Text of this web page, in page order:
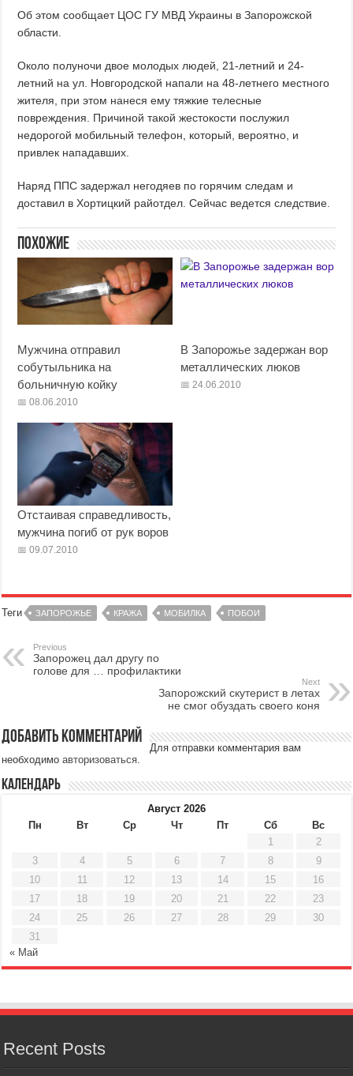
Об этом сообщает ЦОС ГУ МВД Украины в Запорожской
области.
Около полуночи двое молодых людей, 21-летний и 24-
летний на ул. Новгородской напали на 48-летнего местного
жителя, при этом нанеся ему тяжкие телесные
повреждения. Причиной такой жестокости послужил
недорогой мобильный телефон, который, вероятно, и
привлек нападавших.
Наряд ППС задержал негодяев по горячим следам и
доставил в Хортицкий райотдел. Сейчас ведется следствие.
Похожие
Мужчина отправил
собутыльника на
больничную койку
08.06.2010
В Запорожье задержан вор
металлических люков
24.06.2010
Отстаивая справедливость,
мужчина погиб от рук воров
09.07.2010
Теги ЗАПОРОЖЬЕ КРАЖА МОБИЛКА ПОБОИ
Previous
Запорожец дал другу по
голове для … профилактики
Next
Запорожский скутерист в летах
не смог обуздать своего коня
Добавить комментарий
Для отправки комментария вам
необходимоавторизоваться
Календарь
Август 2026
Пн
Вт Ср Чт Пт Сб
Вс
1
2
3
4 5 6 7 8
9
10
11 12 13 14 15
16
17
18 19 20 21 22
23
24
25 26 27 28 29
30
31
« Май
Recent Posts